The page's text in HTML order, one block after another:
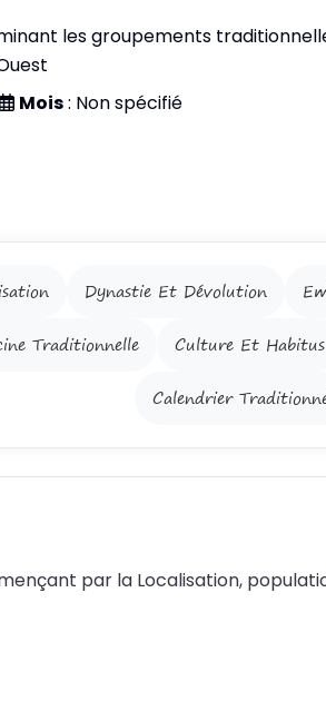
les groupements
Mois: Non spécifié
Dynastie Et Dévolution
Traditionnelle Culture Et Habitus
Calendrier
par la Localisation,